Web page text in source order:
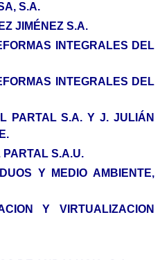
S.A.
JIMÉNEZ S.A.
INTEGRALES DEL
INTEGRALES DEL
PARTAL S.A. Y J. JULIÁN
S.A.U.
Y MEDIO AMBIENTE,
Y VIRTUALIZACION